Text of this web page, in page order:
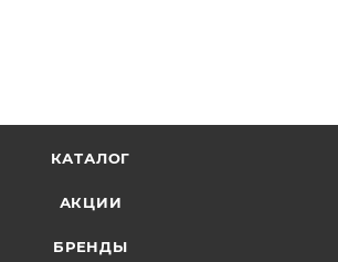
КАТАЛОГ
АКЦИИ
БРЕНДЫ